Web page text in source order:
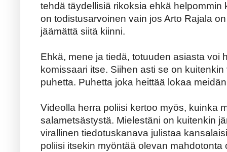
tehdä täydellisiä rikoksia ehkä helpommin
on todistusarvoinen vain jos Arto Rajala
jäämättä siitä kiinni.
Ehkä, mene ja tiedä, totuuden asiasta voi
komissaari itse. Siihen asti se on
puhetta. Puhetta joka heittää lokaa
Videolla herra poliisi kertoo myös, kuinka
salametsästystä. Mielestäni on kuitenkin
virallinen tiedotuskanava julistaa
poliisi itsekin myöntää olevan mahdotonta